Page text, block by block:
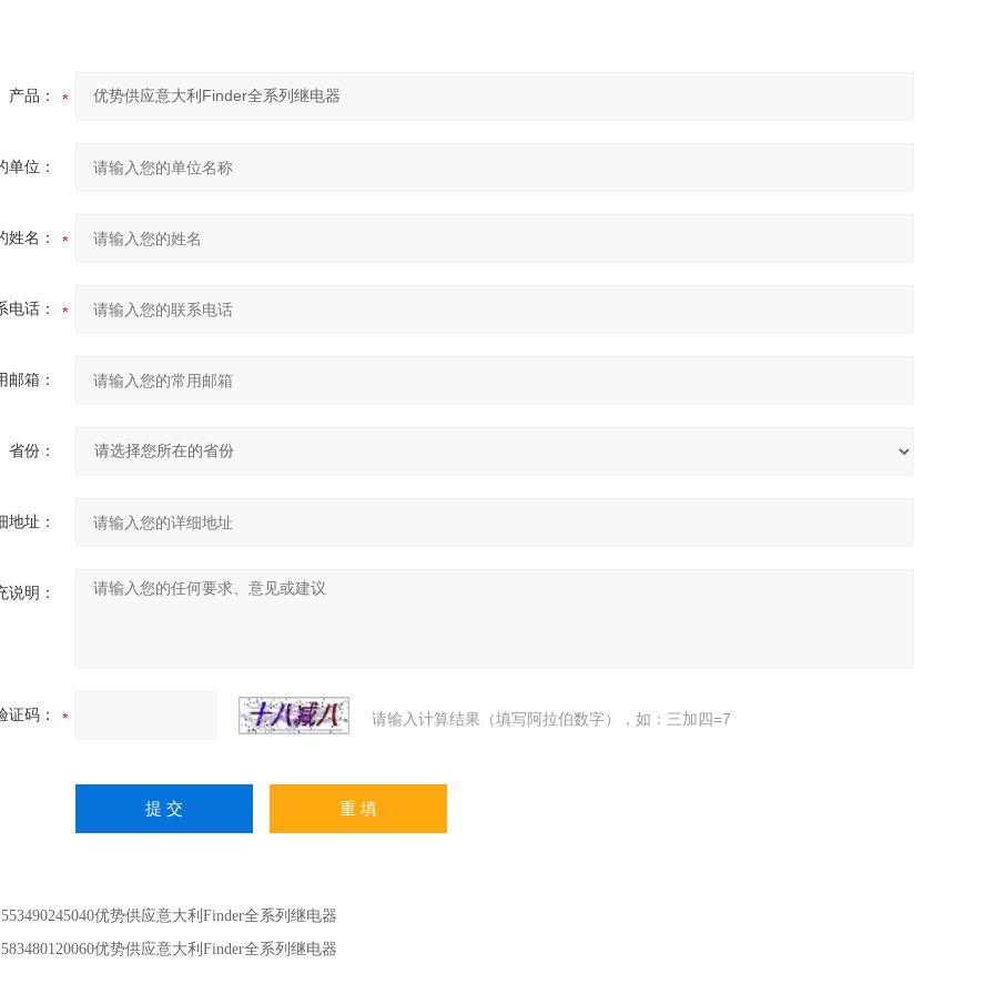
产品：
单位：
姓名：
电话：
邮箱：
省份：
地址：
说明：
证码： 请输入计算结果（填写阿拉伯数字），如：三加四=7
553490245040优势供应意大利Finder全系列继电器
583480120060优势供应意大利Finder全系列继电器